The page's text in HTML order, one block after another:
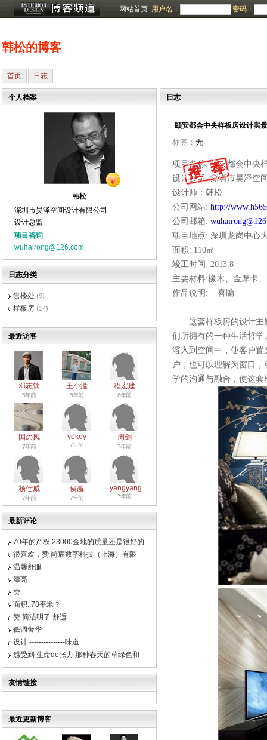
网站首页 用户名： 密码：
韩松的博客
首页 日志
个人档案
韩松
深圳市昊泽空间设计有限公司
设计总监
项目咨询
wuhairong@126.com
日志分类
售楼处 (9)
样板房 (14)
最近访客
邓志钦
5年前
王小溢
5年前
程宏建
6年前
国の风
7年前
yokey
7年前
周剑
7年前
杨仕威
7年前
侯赢
7年前
yangyang
7年前
最新评论
70年的产权 23000金地的质量还是很好的
很喜欢，赞 尚宸数字科技（上海）有限
温馨舒服
漂亮
赞
面积: 78平米？
赞 简洁明了 舒适
低调奢华
设计 ---------------味道
感受到 生命de张力 那种春天的草绿色和
友情链接
最近更新博客
日志
颐安都会中央样板房设计实
标签： 无
项目名称:颐安都会中央
设计公司:深圳市昊泽空
设计师：韩松
公司网站: http://
公司邮箱:
项目地点: 深圳龙岗中心
面积: 110㎡
竣工时间 : 2013.8
主要材料:橡木、金摩卡
作品说明 : 喜牗
这套样板房的设计主
们所拥有的一种生活哲
溶入到空间中，使客户置
户，也可以理解为窗口
学的沟通与融合，使这